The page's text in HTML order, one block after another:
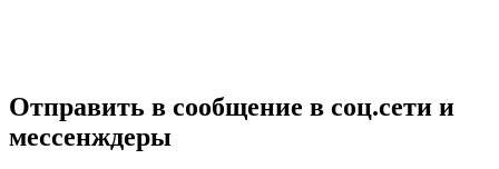
Отправить в сообщение в соц.сети и
мессенждеры